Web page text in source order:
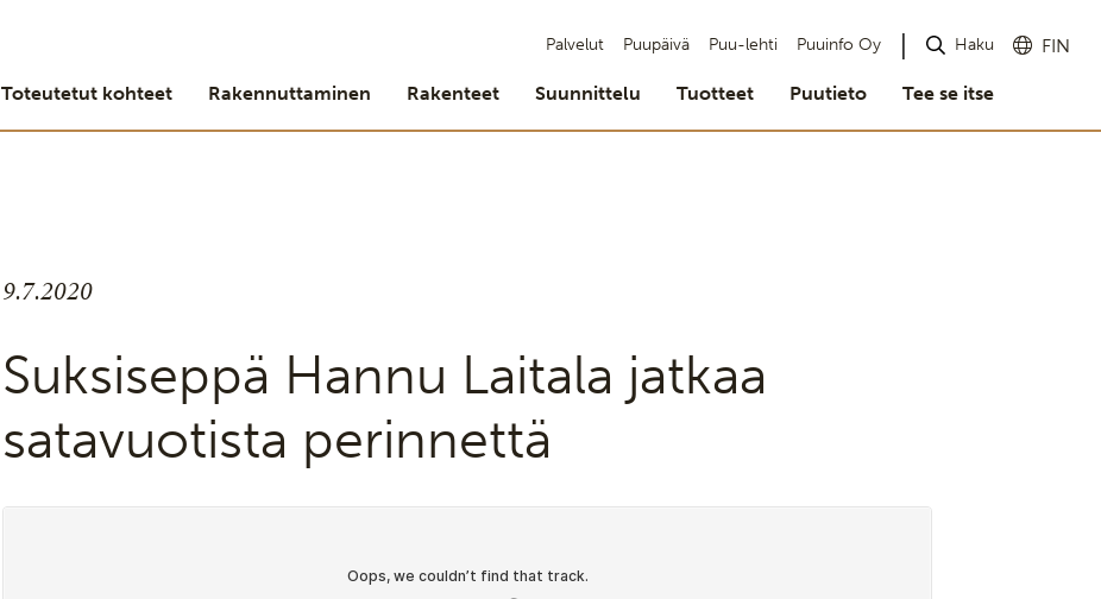
Palvelut Puupäivä Puu-lehti Puuinfo Oy Haku FIN
Toteutetut kohteet Rakennuttaminen Rakenteet Suunnittelu Tuotteet Puutieto Tee se itse
9.7.2020
Suksiseppä Hannu Laitala jatkaa
satavuotista perinnettä